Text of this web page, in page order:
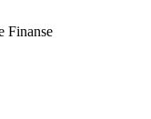
Finanse